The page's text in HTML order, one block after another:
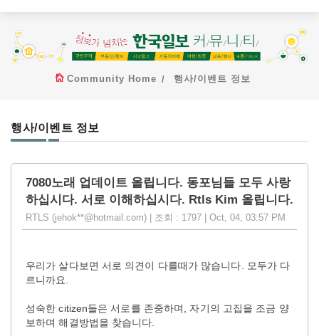
Community Home 행사/이벤트 정보
행사/이벤트 정보
7080노래 업데이트 올립니다. 동포님들 모두 사랑
하십시다. 서로 이해하십시다. Rtls Kim 올립니다.
RTLS (jehok**@hotmail.com) | 조회 : 1797 | Oct, 04, 03:57 PM
우리가 살다보면 서로 의견이 다를때가 많습니다. 모두가 다
르니까요.
성숙한 citizen들은 서로를 존중하며, 자기의 고집을 조금 양
보하며 해결방법을 찾습니다.